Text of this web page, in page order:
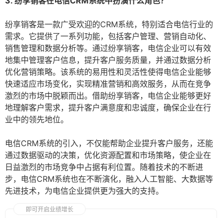
纷享销客是一款广受欢迎的CRM系统，特别适合电信行业的
需求。它提供了一系列功能，包括客户管理、营销自动化、
销售管理和数据分析等。通过纷享销客，电信企业可以有效
地集中管理客户信息，提升客户服务质量，并通过数据分析
优化营销策略。该系统的易用性和灵活性使得电信企业能够
快速适应市场变化，实现精准营销和高效服务，从而在竞争
激烈的市场中脱颖而出。借助纷享销客，电信企业能够更好
地理解客户需求，提升客户满意度和忠诚度，确保企业在行
业中的领先地位。
电信CRM系统的引入，不仅能帮助企业提升客户服务，还能
通过数据驱动的决策，优化资源配置和市场策略，使企业在
日益激烈的市场竞争中占据有利位置。随着技术的不断进
步，电信CRM系统也在不断演化，融入人工智能、大数据等
先进技术，为电信企业提供更为强大的支持。
即可开启业绩增长